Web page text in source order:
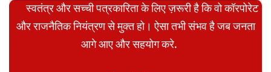
स्वतंत्र और सच्ची पत्रकारिता के लिए ज़रूरी है कि वो कॉरपोरेट
और राजनैतिक नियंत्रण से मुक्त हो। ऐसा तभी संभव है जब जनता
आगे आए और सहयोग करे.